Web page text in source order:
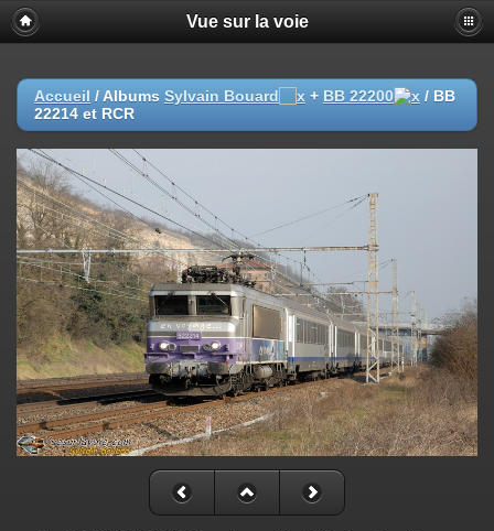
Vue sur la voie
Accueil / Albums Sylvain Bouard + BB 22200 / BB
22214 et RCR